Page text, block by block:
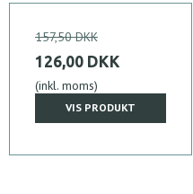
157,50 DKK
126,00 DKK
(inkl. moms)
VIS PRODUKT